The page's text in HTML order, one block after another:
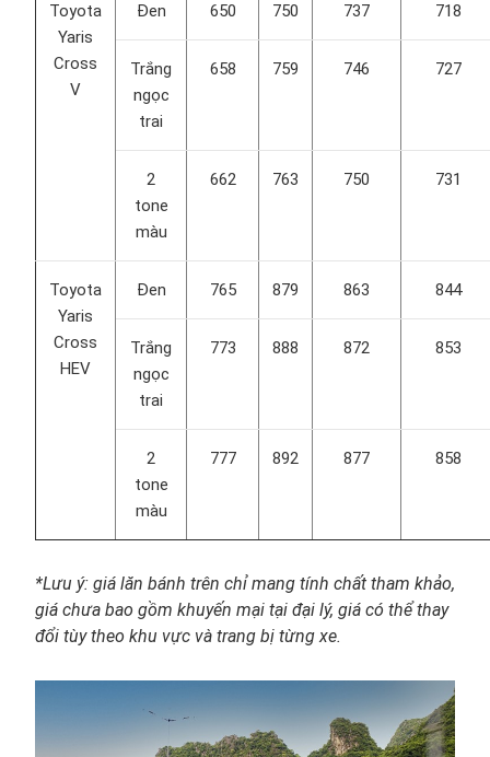
Toyota
Yaris
Cross
V
Đen 650 750 737 718
Trắng
ngọc
trai
658 759 746 727
2
tone
màu
662 763 750 731
Toyota
Yaris
Cross
HEV
Đen 765 879 863 844
Trắng
ngọc
trai
773 888 872 853
2
tone
màu
777 892 877 858
*Lưu ý: giá lăn bánh trên chỉ mang tính chất tham khảo,
giá chưa bao gồm khuyến mại tại đại lý, giá có thể thay
đổi tùy theo khu vực và trang bị từng xe.